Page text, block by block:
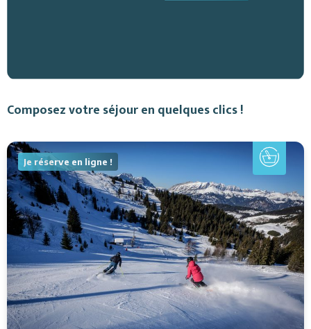
Composez votre séjour en quelques clics !
Je réserve en ligne !